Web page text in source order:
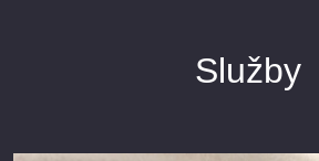
Služby